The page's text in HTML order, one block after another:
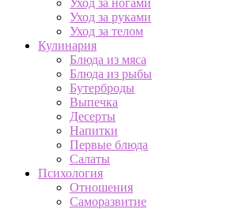
Уход за ногами
Уход за руками
Уход за телом
Кулинария
Блюда из мяса
Блюда из рыбы
Бутерброды
Выпечка
Десерты
Напитки
Первые блюда
Салаты
Психология
Отношения
Саморазвитие